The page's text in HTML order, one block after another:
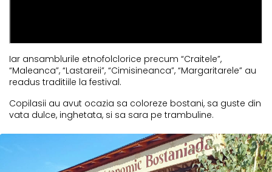
Iar ansamblurile etnofolclorice precum “Craitele”,
“Maleanca”, “Lastareii”, “Cimisineanca”, “Margaritarele” au
readus traditiile la festival.
Copilasii au avut ocazia sa coloreze bostani, sa guste din
vata dulce, inghetata, si sa sara pe trambuline.